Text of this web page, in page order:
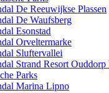
De Reeuwijkse Plassen
De Waufsberg
Esonstad
Orveltermarke
Sluftervallei
Strand Resort
Parks
Marina Lipno